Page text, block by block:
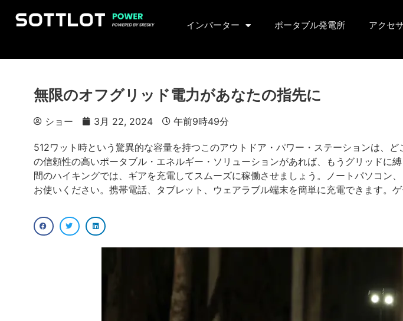
インバーター ポータブル発電所 アクセ
無限のオフグリッド電力があなたの指先に
ショー 3月 22, 2024 午前9時49分
512ワット時という驚異的な容量を持つこのアウトドア・パワー・ステーションは、
の信頼性の高いポータブル・エネルギー・ソリューションがあれば、もうグリッド
間のハイキングでは、ギアを充電してスムーズに稼働させましょう。ノートパソコン
お使いください。携帯電話、タブレット、ウェアラブル端末を簡単に充電できます。